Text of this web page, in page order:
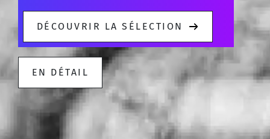
DÉCOUVRIR LA SÉLECTION
EN DÉTAIL